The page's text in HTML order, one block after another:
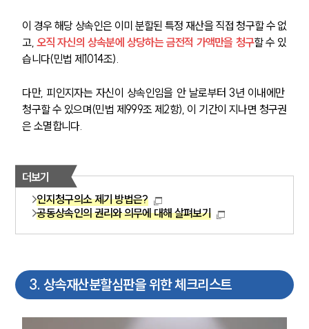
주요 업무사례
사례분석/최신동향
법률정보
업무분야
상속재산계산기(법정상속분)
구성원 소개
소식/자료
이 경우 해당 상속인은 이미 분할된 특정 재산을 직접 청구할 수 없
고, 오직 자신의 상속분에 상당하는 금전적 가액만을 청구할 수 있
습니다(민법 제1014조).
다만, 피인지자는 자신이 상속인임을 안 날로부터 3년 이내에만
청구할 수 있으며(민법 제999조 제2항), 이 기간이 지나면 청구권
은 소멸합니다.
더보기
인지청구의소 제기 방법은?
공동상속인의 권리와 의무에 대해 살펴보기
3. 상속재산분할심판을 위한 체크리스트